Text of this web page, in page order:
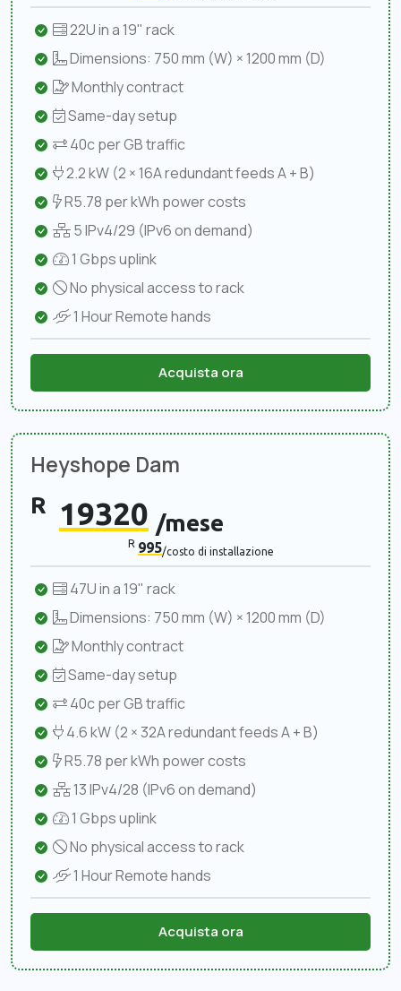
22U in a 19" rack
Dimensions: 750 mm (W) × 1200 mm (D)
Monthly contract
Same-day setup
40c per GB traffic
2.2 kW (2 × 16A redundant feeds A + B)
R5.78 per kWh power costs
5 IPv4/29 (IPv6 on demand)
1 Gbps uplink
No physical access to rack
1 Hour Remote hands
Acquista ora
Heyshope Dam
R 19320 /mese
R 995/costo di installazione
47U in a 19" rack
Dimensions: 750 mm (W) × 1200 mm (D)
Monthly contract
Same-day setup
40c per GB traffic
4.6 kW (2 × 32A redundant feeds A + B)
R5.78 per kWh power costs
13 IPv4/28 (IPv6 on demand)
1 Gbps uplink
No physical access to rack
1 Hour Remote hands
Acquista ora